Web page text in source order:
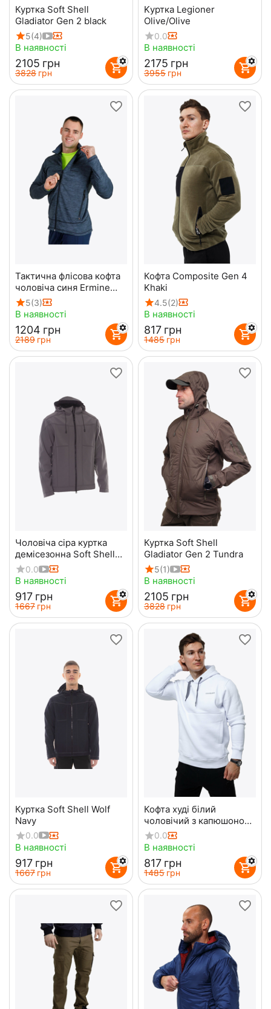
Куртка Soft Shell
Gladiator Gen 2 black
5(4)
В наявності
‍2105‍ грн
‍3828‍ грн
Kуртка Legioner
Olive/Olive
0.0
В наявності
‍2175‍ грн
‍3955‍ грн
Тактична флісова кофта
чоловіча синя Ermine
Navy
5(3)
В наявності
‍1204‍ грн
‍2189‍ грн
Кофта Composite Gen 4
Khaki
4.5(2)
В наявності
‍817‍ грн
‍1485‍ грн
Чоловіча сіра куртка
демісезонна Soft Shell
софтшелл Wolf Grey
0.0
В наявності
‍917‍ грн
‍1667‍ грн
Куртка Soft Shell
Gladiator Gen 2 Tundra
5(1)
В наявності
‍2105‍ грн
‍3828‍ грн
Куртка Soft Shell Wolf
Navy
0.0
В наявності
‍917‍ грн
‍1667‍ грн
Кофта худі білий
чоловічий з капюшоном
Anorak warm Gen2 White
0.0
В наявності
‍817‍ грн
‍1485‍ грн